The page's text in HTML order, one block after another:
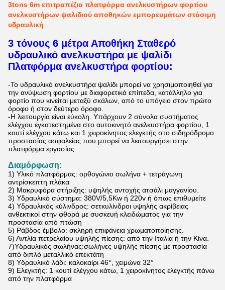
3tons 6m επιτραπέζια πλατφόρμα ανελκυστήρων φορτίου
ανελκυστήρων ψαλιδιού αποθηκών εμπορευμάτων στάσιμη
υδραυλική
3 τόνους 6 μέτρα Αποθήκη Σταθερό
υδραυλικό ανελκυστήρα με ψαλίδι
Πλατφόρμα ανελκυστήρα φορτίου:
-Το υδραυλικό ανελκυστήρα ψαλίδι μπορεί να χρησιμοποιηθεί για
την ανύψωση φορτίου με διαφορετικά επίπεδα, κατάλληλο για
φορτίο που κινείται μεταξύ σκάλων, από το υπόγειο στον πρώτο
όροφο ή στον δεύτερο όροφο.
-Η λειτουργία είναι εύκολη. Υπάρχουν 2 σύνολα συστήματος
ελέγχου εγκατεστημένα στο αυτοκινητό ανελκυστήρα φορτίου, 1
κουτί ελέγχου κάτω και 1 χειροκίνητος ελεγκτής στο σιδηρόδρομο
προστασίας ασφαλείας που μπορεί να λειτουργήσει στην
πλατφόρμα εργασίας.
Διαμόρφωση:
1) Υλικό πλατφόρμας: ορθογώνιο σωλήνα + τετράγωνη
αντρίσκεπτη πλάκα
2) Μακρυφόρα στήριξης: υψηλής αντοχής ατσάλι μαγγανίου.
3) Υδραυλικό σύστημα: 380V/5,5Kw ή 220v ή όπως επιθυμείτε
4) Υδραυλικός κύλινδρος: σετκυλίνδροι υψηλής ακρίβειας
ανθεκτικοί στην φθορά με συσκευή κλειδώματος για την
προστασία από πτώση
5) Ράβδος έμβολο: σκληρή επιφάνεια χρωματοποίησης.
6) Αντλία πετρελαίου υψηλής πίεσης: από την Ιταλία ή την Κίνα.
7)Υδραυλικός σωλήνας:σωλήνες υψηλής πίεσης με προστασία
από διπλό μεταλλικό επεκτάτη
8) Υδραυλικό λάδι: καλοκαίρι 46°, χειμώνα 32°
9) Ελεγκτής: 1 κουτί ελέγχου κάτω, 1 χειροκίνητος ελεγκτής πάνω
από την πλατφόρμα